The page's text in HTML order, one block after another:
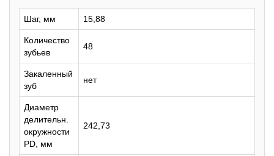
Шаг, мм 15,88
Количество
зубьев
48
Закаленный
зуб
нет
Диаметр
делительн.
окружности
PD, мм
242,73